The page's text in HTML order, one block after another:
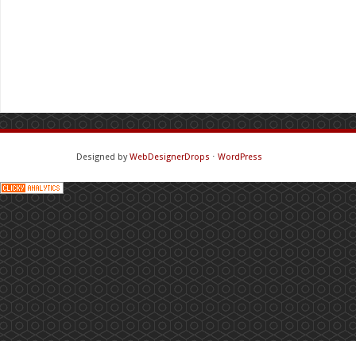
Designed byWebDesignerDrops ⋅ WordPress